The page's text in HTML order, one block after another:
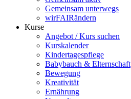
Gemeinsam unterwegs
wirFAIRändern
Kurse
Angebot / Kurs suchen
Kurskalender
Kindertagespflege
Babybauch & Elternschaft
Bewegung
Kreativität
Ernährung